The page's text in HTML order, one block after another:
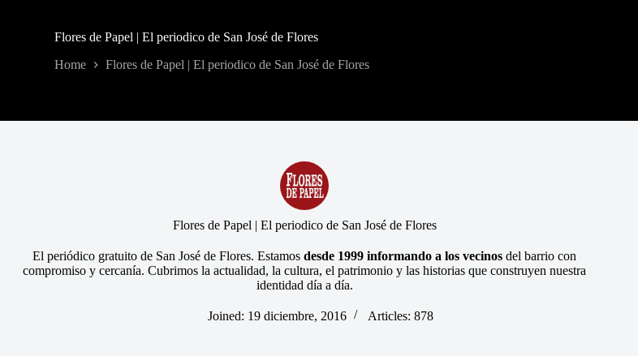
Flores de Papel | El periodico de San José de Flores
Home Flores de Papel | El periodico de San José de Flores
Flores de Papel | El periodico de San José de Flores
El periódico gratuito de San José de Flores. Estamos desde 1999 informando a los vecinos del barrio con
compromiso y cercanía. Cubrimos la actualidad, la cultura, el patrimonio y las historias que construyen nuestra
identidad día a día.
Joined: 19 diciembre, 2016 Articles: 878